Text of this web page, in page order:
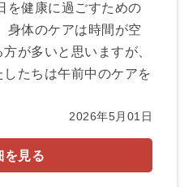
を健康に過ごすための
身体のケアは時間が空
が多いと思いますが、
たちは午前中のケアを
2026年5月01日
を見る